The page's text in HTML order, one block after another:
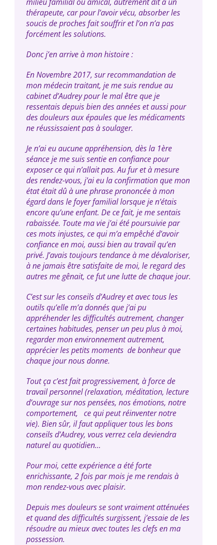
thérapeute, car pour l’avoir vécu, absorber les
soucis de proches fait souffrir et l’on n’a pas
forcément les solutions.
Donc j’en arrive à mon histoire :
En Novembre 2017, sur recommandation de
mon médecin traitant, je me suis rendue au
cabinet d’Audrey pour le mal être que je
ressentais depuis bien des années et aussi pour
des douleurs aux épaules que les médicaments
ne réussissaient pas à soulager.
Je n’ai eu aucune appréhension, dès la 1ère
séance je me suis sentie en confiance pour
exposer ce qui n’allait pas. Au fur et à mesure
des rendez-vous, j’ai eu la confirmation que mon
état était dû à une phrase prononcée à mon
égard dans le foyer familial lorsque je n’étais
encore qu’une enfant. De ce fait, je me sentais
rabaissée. Toute ma vie j’ai été poursuivie par
ces mots injustes, ce qui m’a empêché d’avoir
confiance en moi, aussi bien au travail qu’en
privé. J’avais toujours tendance à me dévaloriser,
à ne jamais être satisfaite de moi, le regard des
autres me gênait, ce fut une lutte de chaque jour.
C’est sur les conseils d’Audrey et avec tous les
outils qu’elle m’a donnés que j’ai pu
appréhender les difficultés autrement, changer
certaines habitudes, penser un peu plus à moi,
regarder mon environnement autrement,
apprécier les petits moments de bonheur que
chaque jour nous donne.
Tout ça c’est fait progressivement, à force de
travail personnel (relaxation, méditation, lecture
d’ouvrage sur nos pensées, nos émotions, notre
comportement, ce qui peut réinventer notre
vie). Bien sûr, il faut appliquer tous les bons
conseils d’Audrey, vous verrez cela deviendra
naturel au quotidien…
Pour moi, cette expérience a été forte
enrichissante, 2 fois par mois je me rendais à
mon rendez-vous avec plaisir.
Depuis mes douleurs se sont vraiment atténuées
et quand des difficultés surgissent, j’essaie de les
résoudre au mieux avec toutes les clefs en ma
possession.